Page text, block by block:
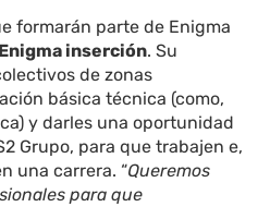
formarán parte de Enigma
Enigma inserción. Su
de zonas
básica técnica (como,
y darles una oportunidad
Grupo, para que trabajen e,
una carrera. “Queremos
para que